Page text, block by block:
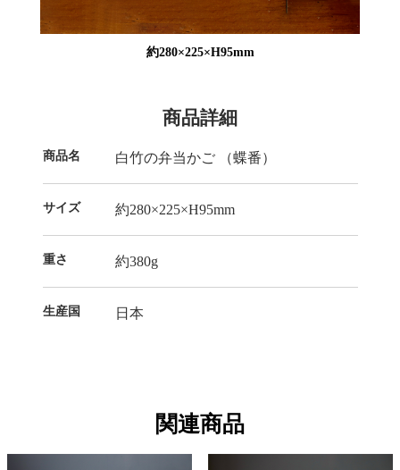
約280×225×H95mm
商品詳細
商品名 白竹の弁当かご （蝶番）
サイズ 約280×225×H95mm
重さ 約380g
生産国 日本
関連商品